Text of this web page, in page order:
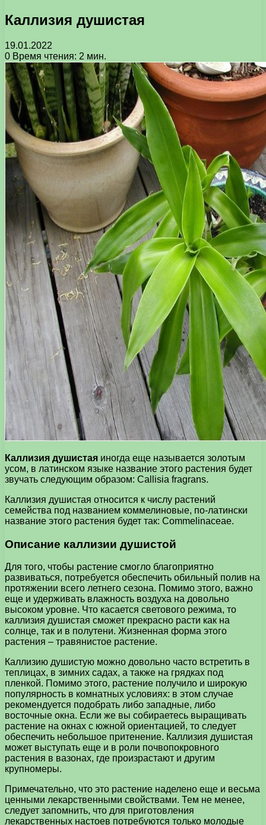
Каллизия душистая
19.01.2022
0 Время чтения: 2 мин.
Каллизия душистая иногда еще называется золотым
усом, в латинском языке название этого растения будет
звучать следующим образом: Callisia fragrans.
Каллизия душистая относится к числу растений
семейства под названием коммелиновые, по-латински
название этого растения будет так: Commelinaceae.
Описание каллизии душистой
Для того, чтобы растение смогло благоприятно
развиваться, потребуется обеспечить обильный полив на
протяжении всего летнего сезона. Помимо этого, важно
еще и удерживать влажность воздуха на довольно
высоком уровне. Что касается светового режима, то
каллизия душистая сможет прекрасно расти как на
солнце, так и в полутени. Жизненная форма этого
растения – травянистое растение.
Каллизию душистую можно довольно часто встретить в
теплицах, в зимних садах, а также на грядках под
пленкой. Помимо этого, растение получило и широкую
популярность в комнатных условиях: в этом случае
рекомендуется подобрать либо западные, либо
восточные окна. Если же вы собираетесь выращивать
растение на окнах с южной ориентацией, то следует
обеспечить небольшое притенение. Каллизия душистая
может выступать еще и в роли почвопокровного
растения в вазонах, где произрастают и другим
крупномеры.
Примечательно, что это растение наделено еще и весьма
ценными лекарственными свойствами. Тем не менее,
следует запомнить, что для приготовления
лекарственных настоев потребуются только молодые